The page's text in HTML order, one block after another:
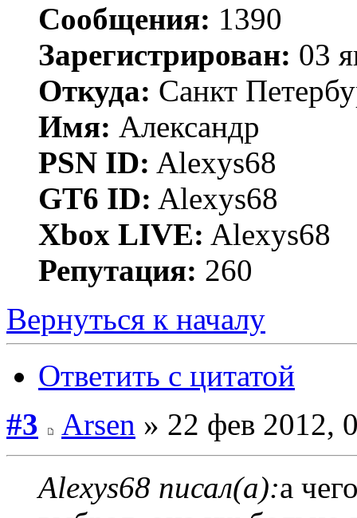
Сообщения: 1390
Зарегистрирован: 03
Откуда: Санкт
Имя: Александр
PSN ID: Alexys68
GT6 ID: Alexys68
Xbox LIVE: Alexys68
Репутация: 260
Вернуться к началу
Ответить с цитатой
#3
Arsen » 22 фев 2012,
Alexys68 писал(а):а